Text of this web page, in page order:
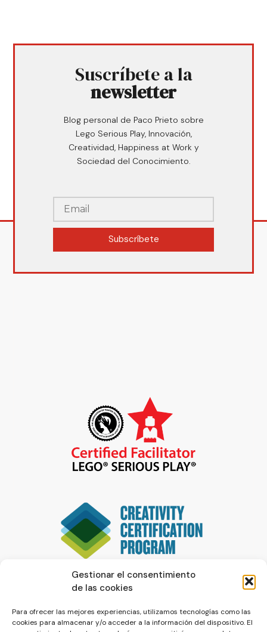
Gestionar el consentimiento
de las cookies
Para ofrecer las mejores experiencias, utilizamos tecnologías como las
cookies para almacenar y/o acceder a la información del dispositivo. El
Suscríbete a la
newsletter
Blog personal de Paco Prieto sobre
Lego Serious Play, Innovación,
Creatividad, Happiness at Work y
Sociedad del Conocimiento.
Subscríbete